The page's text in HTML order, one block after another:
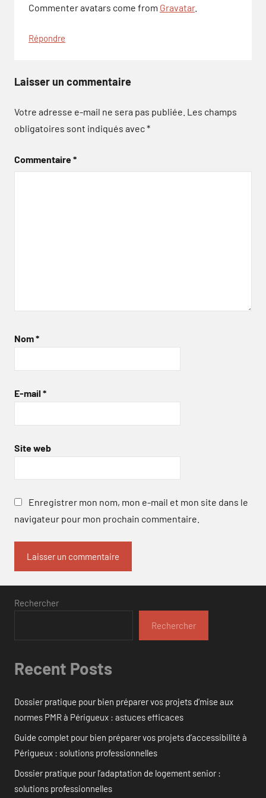
Commenter avatars come from Gravatar.
Répondre
Laisser un commentaire
Votre adresse e-mail ne sera pas publiée. Les champs
obligatoires sont indiqués avec*
Commentaire*
Nom*
E-mail *
Site web
Enregistrer mon nom, mon e-mail et mon site dans le
navigateur pour mon prochain commentaire.
Rechercher
Rechercher
Recent Posts
Dossier pratique pour bien préparer vos projets d’mise aux
normes PMR à Périgueux : astuces efficaces
Guide complet pour bien préparer vos projets d’accessibilité à
Périgueux : solutions professionnelles
Dossier pratique pour l’adaptation de logement senior :
solutions professionnelles